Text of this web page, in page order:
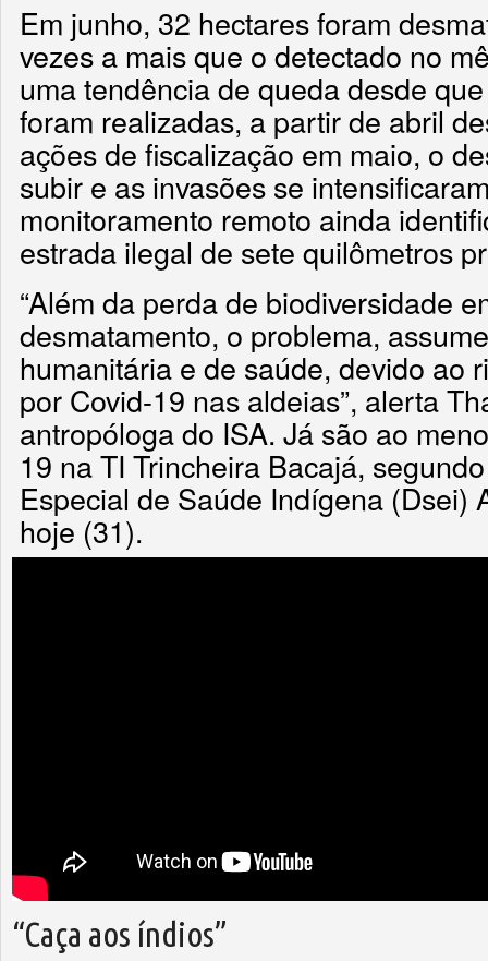
Em junho, 32 hectares foram
vezes a mais que o detectado no
uma tendência de queda desde
foram realizadas, a partir de abril
ações de fiscalização em maio, o
subir e as invasões se
monitoramento remoto ainda
estrada ilegal de sete quilômetros
“Além da perda de biodiversidade
desmatamento, o problema,
humanitária e de saúde, devido ao
por Covid-19 nas aldeias”, alerta
antropóloga do ISA. Já são ao
19 na TI Trincheira Bacajá,
Especial de Saúde Indígena (Dsei)
hoje (31).
“Caça aos índios”